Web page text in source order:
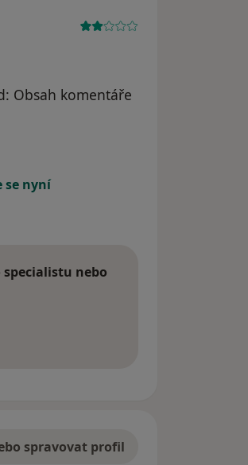
Obsah komentáře
se nyní
nebo
spravovat profil